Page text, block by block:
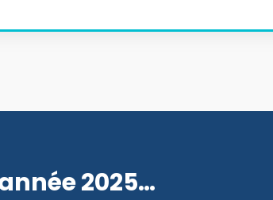
2025…